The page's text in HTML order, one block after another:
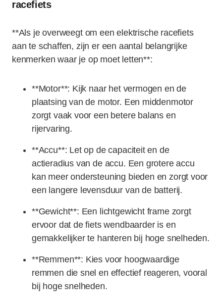
racefiets
**Als je overweegt om een elektrische racefiets
aan te schaffen, zijn er een aantal belangrijke
kenmerken waar je op moet letten**:
**Motor**: Kijk naar het vermogen en de
plaatsing van de motor. Een middenmotor
zorgt vaak voor een betere balans en
rijervaring.
**Accu**: Let op de capaciteit en de
actieradius van de accu. Een grotere accu
kan meer ondersteuning bieden en zorgt voor
een langere levensduur van de batterij.
**Gewicht**: Een lichtgewicht frame zorgt
ervoor dat de fiets wendbaarder is en
gemakkelijker te hanteren bij hoge snelheden.
**Remmen**: Kies voor hoogwaardige
remmen die snel en effectief reageren, vooral
bij hoge snelheden.